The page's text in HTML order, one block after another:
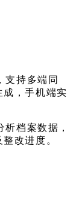
支持多端同
，手机端实
档案数据，
改进度。